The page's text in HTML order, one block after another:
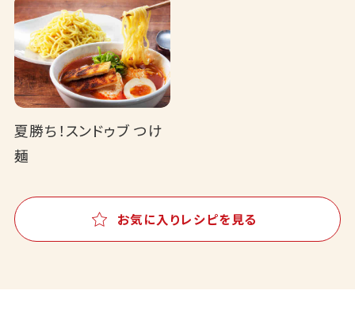
夏勝ち！スンドゥブ つけ
麺
お気に入りレシピを見る